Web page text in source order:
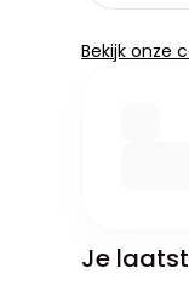
Bekijk onze
Je